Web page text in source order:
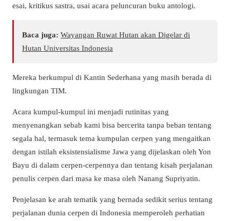
esai, kritikus sastra, usai acara peluncuran buku antologi.
Baca juga: Wayangan Ruwat Hutan akan Digelar di
Hutan Universitas Indonesia
Mereka berkumpul di Kantin Sederhana yang masih berada di
lingkungan TIM.
Acara kumpul-kumpul ini menjadi rutinitas yang
menyenangkan sebab kami bisa bercerita tanpa beban tentang
segala hal, termasuk tema kumpulan cerpen yang mengaitkan
dengan istilah eksistensialisme Jawa yang dijelaskan oleh Yon
Bayu di dalam cerpen-cerpennya dan tentang kisah perjalanan
penulis cerpen dari masa ke masa oleh Nanang Supriyatin.
Penjelasan ke arah tematik yang bernada sedikit serius tentang
perjalanan dunia cerpen di Indonesia memperoleh perhatian